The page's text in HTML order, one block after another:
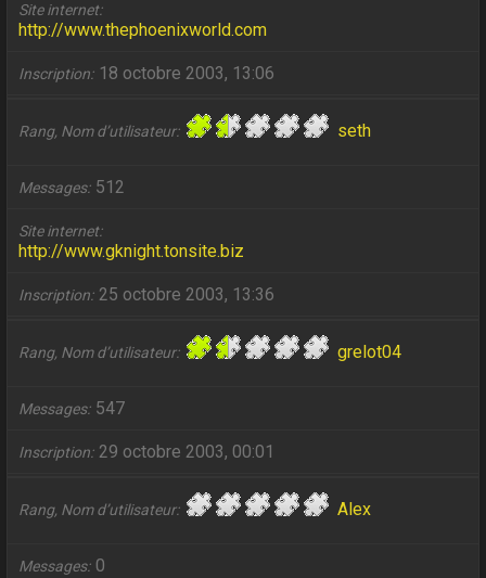
Site internet
http://www.thephoenixworld.com
Inscription 18 octobre 2003, 13:06
Rang, Nom d’utilisateur seth
Messages 512
Site internet
http://www.gknight.tonsite.biz
Inscription 25 octobre 2003, 13:36
Rang, Nom d’utilisateur grelot04
Messages 547
Inscription 29 octobre 2003, 00:01
Rang, Nom d’utilisateur Alex
Messages 0